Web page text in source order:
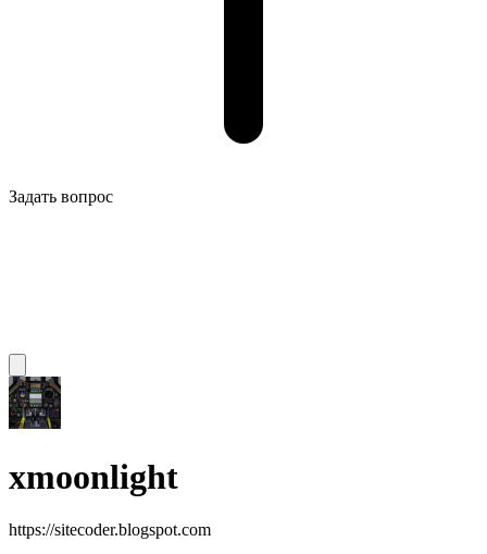
Задать вопрос
xmoonlight
https://sitecoder.blogspot.com